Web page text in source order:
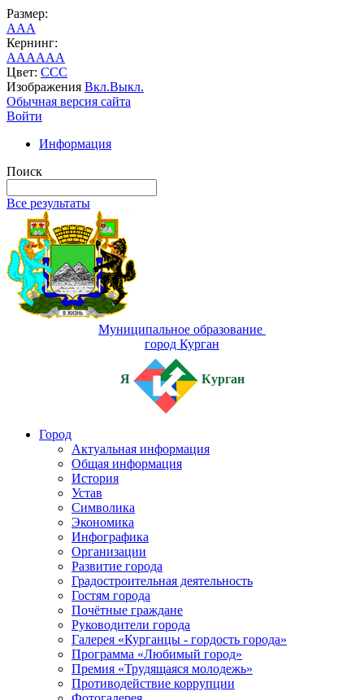
Размер:
AAA
Кернинг:
AAAAAA
Цвет: CCC
Изображения Вкл.Выкл.
Обычная версия сайта
Войти
Информация
Поиск
Все результаты
Муниципальное образование
город Курган
Я Курган
Город
Актуальная информация
Общая информация
История
Устав
Символика
Экономика
Инфографика
Организации
Развитие города
Градостроительная деятельность
Гостям города
Почётные граждане
Руководители города
Галерея «Курганцы - гордость города»
Программа «Любимый город»
Премия «Трудящаяся молодежь»
Противодействие коррупции